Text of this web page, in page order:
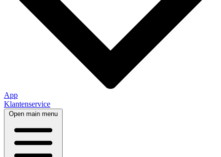
App
Klantenservice
Open main menu